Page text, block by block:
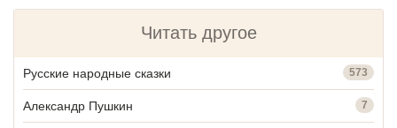
Читать другое
Русские народные сказки 573
Александр Пушкин 7